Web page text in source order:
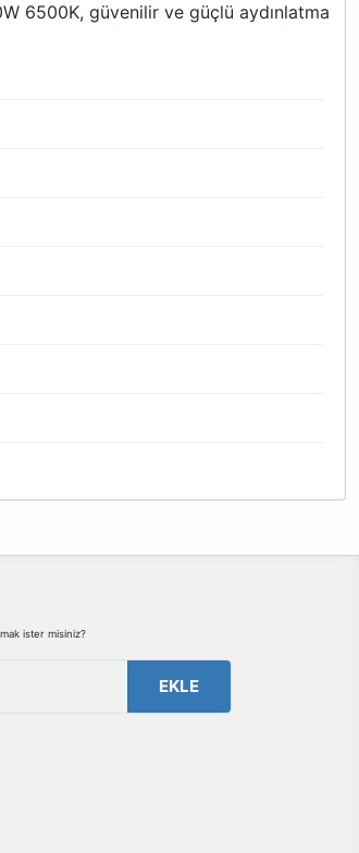
6500K, güvenilir ve güçlü aydınlatma
ister misiniz?
EKLE